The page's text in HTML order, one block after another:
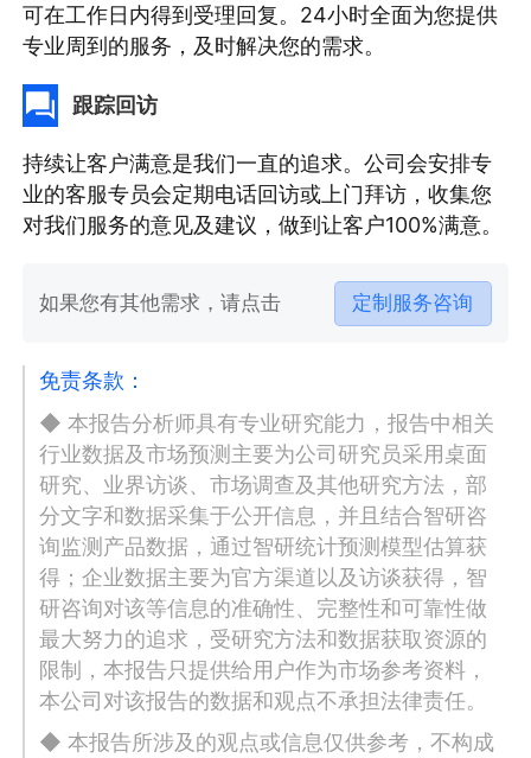
可在工作日内得到受理回复。24小时全面为您提供
专业周到的服务，及时解决您的需求。
跟踪回访
持续让客户满意是我们一直的追求。公司会安排专
业的客服专员会定期电话回访或上门拜访，收集您
对我们服务的意见及建议，做到让客户100%满意。
如果您有其他需求，请点击 定制服务咨询
免责条款：
◆ 本报告分析师具有专业研究能力，报告中相关
行业数据及市场预测主要为公司研究员采用桌面
研究、业界访谈、市场调查及其他研究方法，部
分文字和数据采集于公开信息，并且结合智研咨
询监测产品数据，通过智研统计预测模型估算获
得；企业数据主要为官方渠道以及访谈获得，智
研咨询对该等信息的准确性、完整性和可靠性做
最大努力的追求，受研究方法和数据获取资源的
限制，本报告只提供给用户作为市场参考资料，
本公司对该报告的数据和观点不承担法律责任。
◆ 本报告所涉及的观点或信息仅供参考，不构成